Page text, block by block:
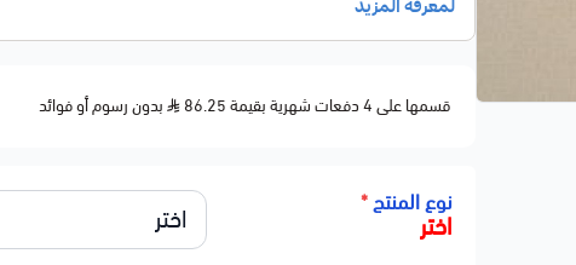
قسمها على 4 دفعات شهرية بقيمة 86.25 بدون رسوم أو فوائد
نوع المنتج*
اختر